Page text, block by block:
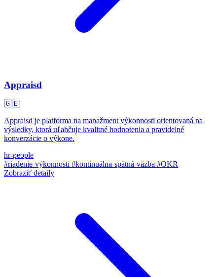
Appraisd
🇬🇧
Appraisd je platforma na manažment výkonnosti orientovaná na
výsledky, ktorá uľahčuje kvalitné hodnotenia a pravidelné
konverzácie o výkone.
hr-people
#riadenie-výkonnosti #kontinuálna-spätná-väzba #OKR
Zobraziť detaily